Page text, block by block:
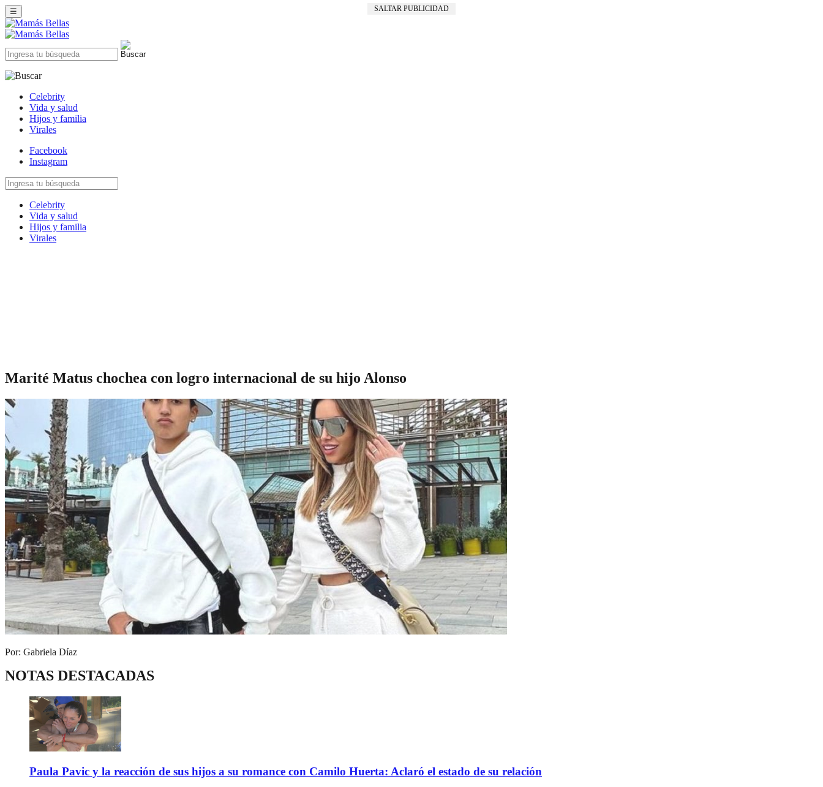
SALTAR PUBLICIDAD
☰
Celebrity
Vida y salud
Hijos y familia
Virales
Facebook
Instagram
Celebrity
Vida y salud
Hijos y familia
Virales
Marité Matus chochea con logro internacional de su hijo Alonso
Por: Gabriela Díaz
NOTAS DESTACADAS
Paula Pavic y la reacción de sus hijos a su romance con Camilo Huerta: Aclaró el estado de su relación